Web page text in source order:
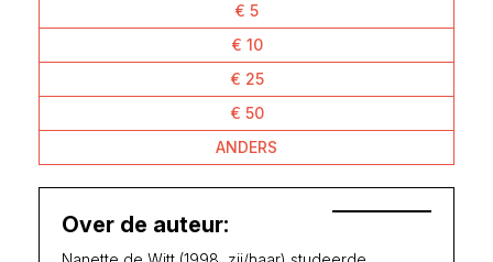
€ 5
€ 10
€ 25
€ 50
ANDERS
Over de auteur: